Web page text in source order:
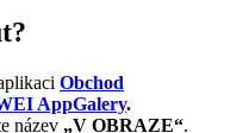
Obchod
AppGalery.
název „V OBRAZE“.